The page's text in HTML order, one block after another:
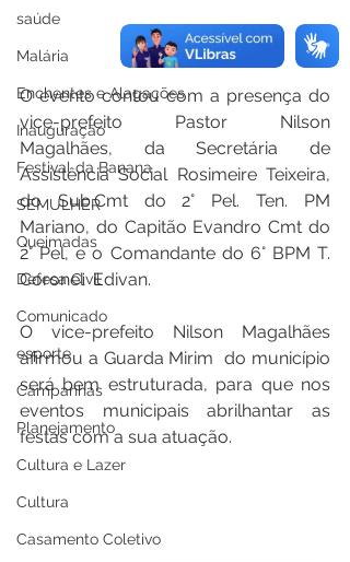
saúde
Malária
Enchentes e Alagações
Inauguração
Festival da Banana
SEMULHER
Queimadas
Defesa Civil
Comunicado
esporte
Campanhas
Planejamento
Cultura e Lazer
Cultura
Casamento Coletivo
O evento contou com a presença do
vice-prefeito Pastor Nilson
Magalhães, da Secretária de
Assistência Social Rosimeire Teixeira,
do Sub.Cmt do 2° Pel. Ten. PM
Mariano, do Capitão Evandro Cmt do
2° Pel, e o Comandante do 6° BPM T.
Coronel  Edivan.
O vice-prefeito Nilson Magalhães
afirmou a Guarda Mirim  do município
será bem estruturada, para que nos
eventos  municipais  abrilhantar  as
festas com a sua atuação.